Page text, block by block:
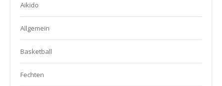
Aikido
Allgemein
Basketball
Fechten